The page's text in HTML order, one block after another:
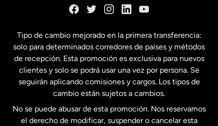
Estados Unidos English
Estados Unidos Español
Francia
Tipo de cambio mejorado en la primera transferencia:
solo para determinados corredores de países y métodos
de recepción. Esta promoción es exclusiva para nuevos
clientes y solo se podrá usar una vez por persona. Se
seguirán aplicando comisiones y cargos. Los tipos de
cambio están sujetos a cambios.
No se puede abusar de esta promoción. Nos reservamos
el derecho de modificar, suspender o cancelar esta